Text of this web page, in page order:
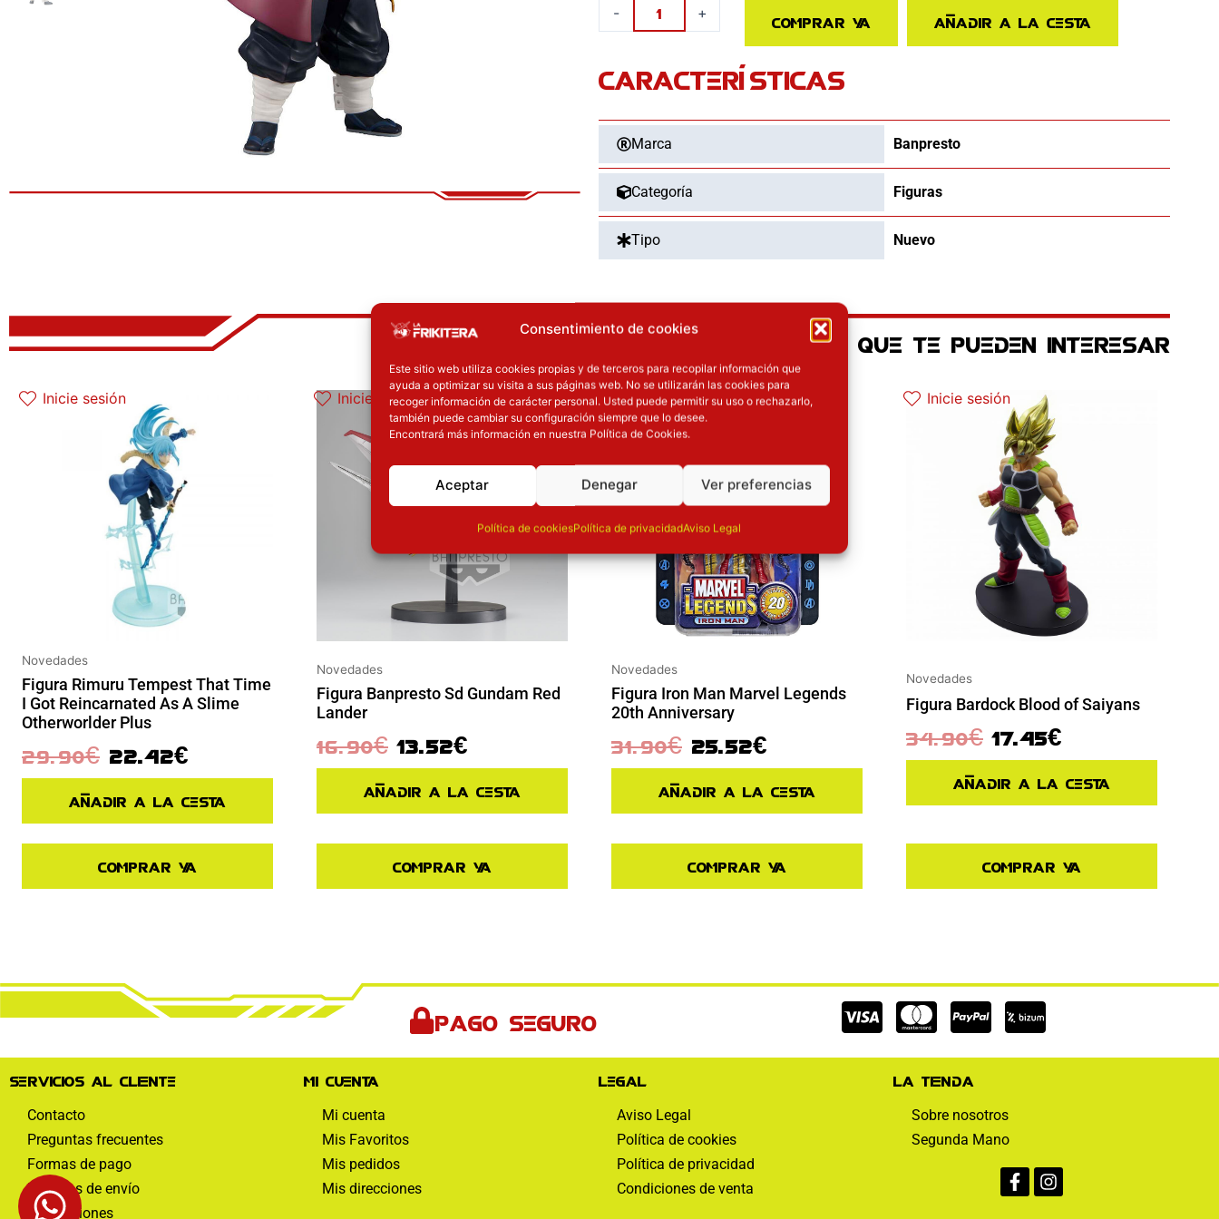
Consentimiento de cookies
Este sitio web utiliza cookies propias y de terceros para recopilar información que
ayuda a optimizar su visita a sus páginas web. No se utilizarán las cookies para
recoger información de carácter personal. Usted puede permitir su uso o rechazarlo,
también puede cambiar su configuración siempre que lo desee.
Encontrará más información en nuestra Política de Cookies.
Aceptar Denegar Ver preferencias
Política de cookiesPolítica de privacidadAviso Legal
-
Giyu
Grandista
Slayer
Kimetsu
no
Yaiba
24cm
cantidad
+ Comprar ya Añadir a la cesta
CARACTERÍSTICAS
Marca Banpresto
Categoría Figuras
Tipo Nuevo
OTROS PRODUCTOS QUE TE PUEDEN INTERESAR
Inicie sesión
Novedades
Figura Rimuru Tempest That Time
I Got Reincarnated As A Slime
Otherworlder Plus
29.90€ 22.42€
Añadir a la cesta
Comprar ya
Inicie sesión
Novedades
Figura Banpresto Sd Gundam Red
Lander
16.90€
El precio original era: 16.90€.
13.52€
El precio actual es: 13.52€.
Añadir a la cesta
Comprar ya
Inicie sesión
Novedades
Figura Iron Man Marvel Legends
20th Anniversary
31.90€
El precio original era: 31.90€.
25.52€
El precio actual es: 25.52€.
Añadir a la cesta
Comprar ya
Inicie sesión
Novedades
Figura Bardock Blood of Saiyans
34.90€ 17.45€
Añadir a la cesta
Comprar ya
Pago seguro
Cc-
visa
Cc-
mastercard
Cc-
paypal
Servicios al cliente
Contacto
Preguntas frecuentes
Formas de pago
Políticas de envío
Devoluciones
Mi cuenta
Mi cuenta
Mis Favoritos
Mis pedidos
Mis direcciones
Legal
Aviso Legal
Política de cookies
Política de privacidad
Condiciones de venta
La tienda
Sobre nosotros
Segunda Mano
f